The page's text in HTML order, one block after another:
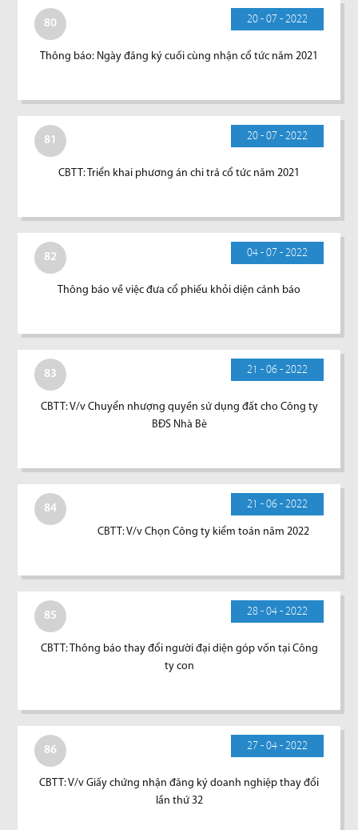
80 20 - 07 - 2022
Thông báo: Ngày đăng ký cuối cùng nhận cổ tức năm 2021
81 20 - 07 - 2022
CBTT: Triển khai phương án chi trả cổ tức năm 2021
82 04 - 07 - 2022
Thông báo về việc đưa cổ phiếu khỏi diện cảnh báo
83 21 - 06 - 2022
CBTT: V/v Chuyển nhượng quyền sử dụng đất cho Công ty
BĐS Nhà Bè
84 21 - 06 - 2022
CBTT: V/v Chọn Công ty kiểm toán năm 2022
85 28 - 04 - 2022
CBTT: Thông báo thay đổi người đại diện góp vốn tại Công
ty con
86 27 - 04 - 2022
CBTT: V/v Giấy chứng nhận đăng ký doanh nghiệp thay đổi
lần thứ 32